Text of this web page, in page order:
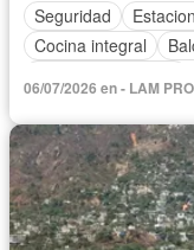
Seguridad
Cocina integral
Vista panorámica
Caseta de vigilancia
Completamente
06/07/2026 en - LAM